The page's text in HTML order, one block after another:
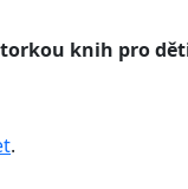
knih pro
.